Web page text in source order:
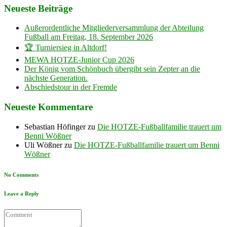
Neueste Beiträge
Außerordentliche Mitgliederversammlung der Abteilung
Fußball am Freitag, 18. September 2026
🏆 Turniersieg in Altdorf!
MEWA HOTZE-Junior Cup 2026
Der König vom Schönbuch übergibt sein Zepter an die
nächste Generation.
Abschiedstour in der Fremde
Neueste Kommentare
Sebastian Höfingerzu Die HOTZE-Fußballfamilie trauert um
Benni Wößner
Uli Wößnerzu Die HOTZE-Fußballfamilie trauert um Benni
Wößner
No Comments
Leave a Reply